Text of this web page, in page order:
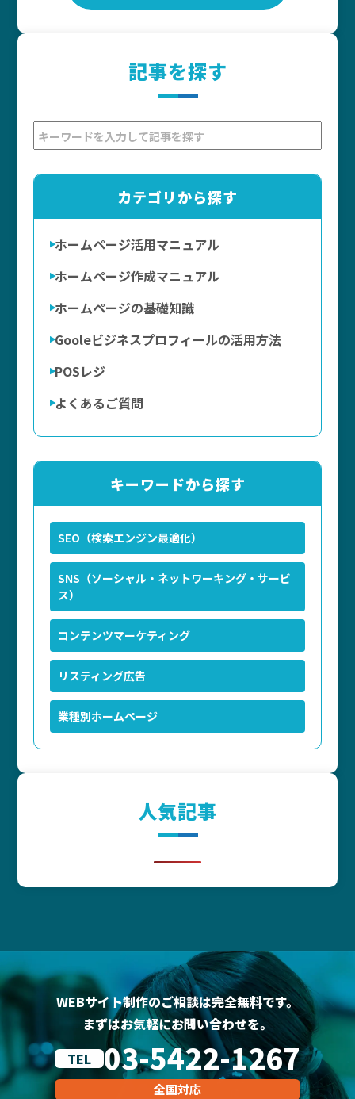
記事を探す
カテゴリから探す
ホームページ活用マニュアル
ホームページ作成マニュアル
ホームページの基礎知識
Gooleビジネスプロフィールの活用方法
POSレジ
よくあるご質問
キーワードから探す
SEO（検索エンジン最適化）
SNS（ソーシャル・ネットワーキング・サービ
ス）
コンテンツマーケティング
リスティング広告
業種別ホームページ
人気記事
WEBサイト制作のご相談は完全無料です。
まずはお気軽にお問い合わせを。
TEL
03-5422-1267
全国対応